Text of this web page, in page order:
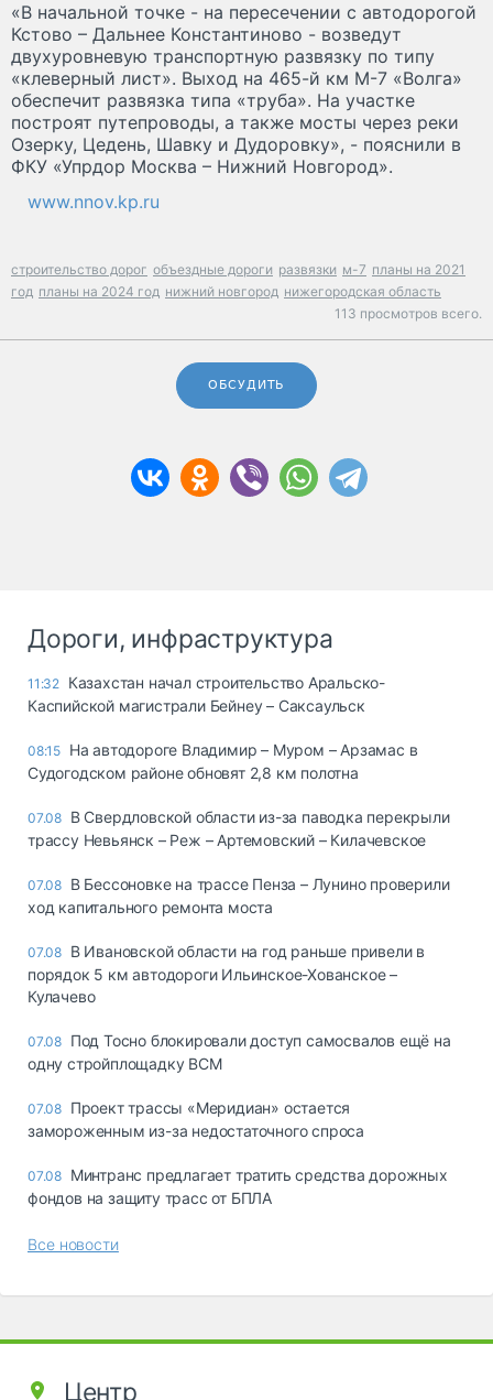
«В начальной точке - на пересечении с автодорогой
Кстово – Дальнее Константиново - возведут
двухуровневую транспортную развязку по типу
«клеверный лист». Выход на 465-й км М-7 «Волга»
обеспечит развязка типа «труба». На участке
построят путепроводы, а также мосты через реки
Озерку, Цедень, Шавку и Дудоровку», - пояснили в
ФКУ «Упрдор Москва – Нижний Новгород».
www.nnov.kp.ru
строительство дорог объездные дороги развязки м-7 планы на 2021
год планы на 2024 год нижний новгород нижегородская область
113 просмотров всего.
ОБСУДИТЬ
Дороги, инфраструктура
11:32 Казахстан начал строительство Аральско-
Каспийской магистрали Бейнеу – Саксаульск
08:15 На автодороге Владимир – Муром – Арзамас в
Судогодском районе обновят 2,8 км полотна
07.08 В Свердловской области из-за паводка перекрыли
трассу Невьянск – Реж – Артемовский – Килачевское
07.08 В Бессоновке на трассе Пенза – Лунино проверили
ход капитального ремонта моста
07.08 В Ивановской области на год раньше привели в
порядок 5 км автодороги Ильинское-Хованское –
Кулачево
07.08 Под Тосно блокировали доступ самосвалов ещё на
одну стройплощадку ВСМ
07.08 Проект трассы «Меридиан» остается
замороженным из-за недостаточного спроса
07.08 Минтранс предлагает тратить средства дорожных
фондов на защиту трасс от БПЛА
Все новости
Центр